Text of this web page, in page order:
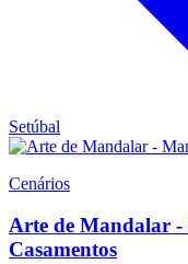
Setúbal
Cenários
Arte de Mandalar -
Casamentos